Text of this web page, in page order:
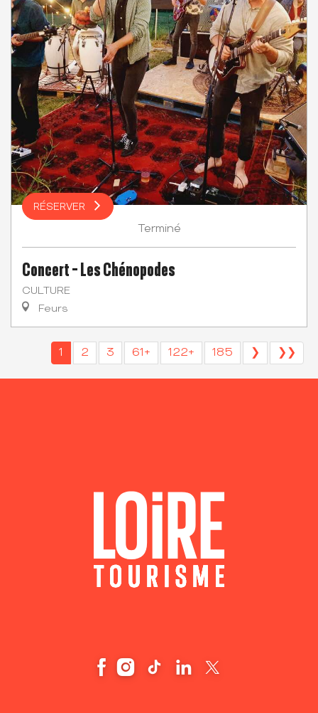
RÉSERVER
Terminé
Concert - Les Chénopodes
CULTURE
Feurs
1 2 3 61+ 122+ 185 ❯ ❯❯